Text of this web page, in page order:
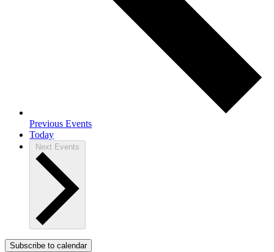
Previous Events
Today
Next Events
Subscribe to calendar